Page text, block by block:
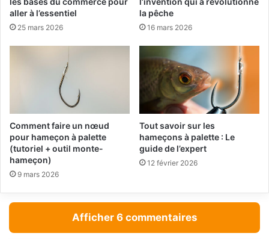
aller à l’essentiel
25 mars 2026
la pêche
16 mars 2026
Comment faire un nœud
pour hameçon à palette
(tutoriel + outil monte-
hameçon)
9 mars 2026
Tout savoir sur les
hameçons à palette : Le
guide de l’expert
12 février 2026
Afficher 6 commentaires